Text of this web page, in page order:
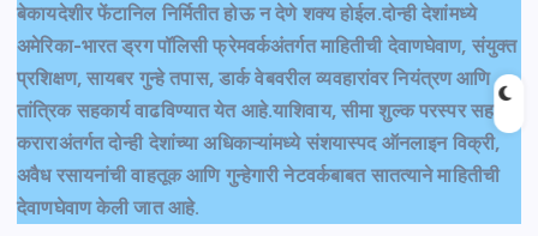
बेकायदेशीर फेंटानिल निर्मितीत होऊ न देणे शक्य होईल.दोन्ही देशांमध्ये
अमेरिका-भारत ड्रग पॉलिसी फ्रेमवर्कअंतर्गत माहितीची देवाणघेवाण, संयुक्त
प्रशिक्षण, सायबर गुन्हे तपास, डार्क वेबवरील व्यवहारांवर नियंत्रण आणि
तांत्रिक सहकार्य वाढविण्यात येत आहे.याशिवाय, सीमा शुल्क परस्पर सहाय्य
कराराअंतर्गत दोन्ही देशांच्या अधिकाऱ्यांमध्ये संशयास्पद ऑनलाइन विक्री,
अवैध रसायनांची वाहतूक आणि गुन्हेगारी नेटवर्कबाबत सातत्याने माहितीची
देवाणघेवाण केली जात आहे.